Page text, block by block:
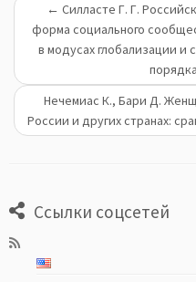
← Силласте Г. Г.
форма социального
в модусах глобализации и
Нечемиас К., Бари Д.
России и других странах:
Ссылки соцсетей